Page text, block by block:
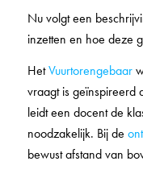
Nu volgt een
inzetten en hoe deze
HetVuurtorengebaar
vraagt is geïnspireerd
leidt een docent de
noodzakelijk. Bij de
bewust afstand van